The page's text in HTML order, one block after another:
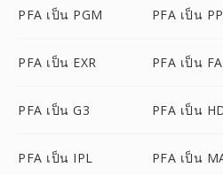
PFA เป็น PGM PFA เป็น
PFA เป็น EXR PFA เป็น
PFA เป็น G3 PFA เป็น
PFA เป็น IPL PFA เป็น